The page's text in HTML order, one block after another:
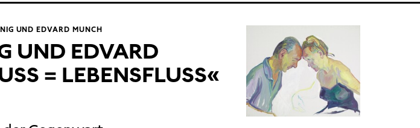
UND EDVARD MUNCH
UND EDVARD
= LEBENSFLUSS«